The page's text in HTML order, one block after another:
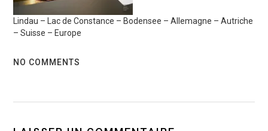
Lindau – Lac de Constance – Bodensee – Allemagne – Autriche
– Suisse – Europe
NO COMMENTS